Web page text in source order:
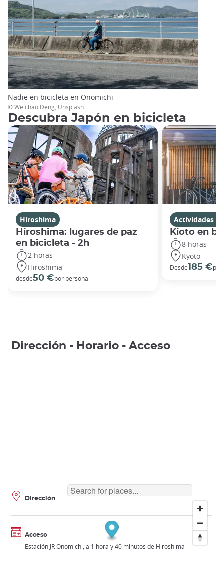
Nadie en bicicleta en Onomichi
© Weichao Deng, Unsplash
Descubra Japón en bicicleta
Hiroshima
Hiroshima: lugares de paz
en bicicleta - 2h
2 horas
Hiroshima
desde50 €por persona
Actividades
Kioto en
8 horas
Kyoto
Desde185 €por
Dirección - Horario - Acceso
Dirección
Acceso
Estación JR Onomichi, a 1 hora y 40 minutos de Hiroshima